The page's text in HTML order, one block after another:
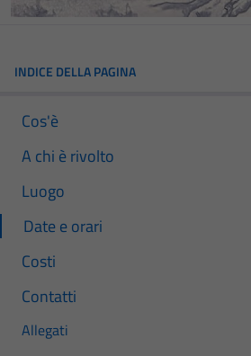
INDICE DELLA PAGINA
Cos'è
A chi è rivolto
Luogo
Date e orari
Costi
Contatti
Allegati